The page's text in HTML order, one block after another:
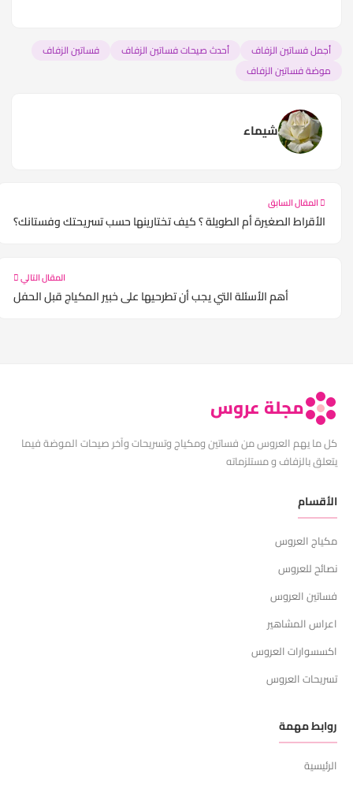
أجمل فساتين الزفاف أحدث صيحات فساتين الزفاف
فساتين الزفاف
موضة فساتين الزفاف
شيماء
المقال السابق
الأقراط الصغيرة أم الطويلة ؟ كيف تختارينها حسب تسريحتك وفستانك؟
المقال التالي
أهم الأسئلة التي يجب أن تطرحيها على خبير المكياج قبل الحفل
مجلة عروس
كل ما يهم العروس من فساتين ومكياج وتسريحات وآخر صيحات الموضة فيما
يتعلق بالزفاف و مستلزماته
الأقسام
مكياج العروس
نصائح للعروس
فساتين العروس
اعراس المشاهير
اكسسوارات العروس
تسريحات العروس
روابط مهمة
الرئيسية